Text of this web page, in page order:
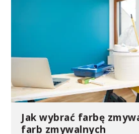
Jak wybrać farbę
farb zmywalnych